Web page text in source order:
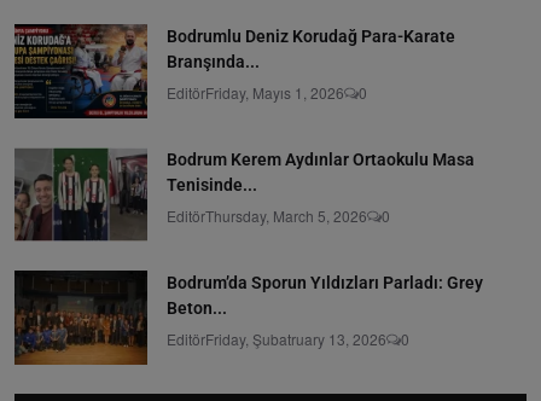
Bodrumlu Deniz Korudağ Para-Karate
Branşında...
EditörFriday, Mayıs 1, 2026 0
Bodrum Kerem Aydınlar Ortaokulu Masa
Tenisinde...
EditörThursday, March 5, 2026 0
Bodrum’da Sporun Yıldızları Parladı: Grey
Beton...
EditörFriday, Şubatruary 13, 2026 0